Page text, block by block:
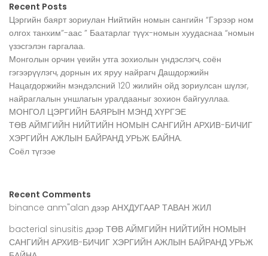
Recent Posts
Цэргийн баярт зориулан Нийтийн номын сангийн “Гэрээр ном
олгох танхим”-аас ” Баатарлаг түүх-номын хуудаснаа “номын
үзэсгэлэн гаргалаа.
Монголын орчин үеийн утга зохиолын үндэслэгч, соён
гэгээрүүлэгч, дорнын их яруу найрагч Дашдоржийн
Нацагдоржийн мэндэлсний 120 жилийн ойд зориулсан шүлэг,
найраглалын уншлагын уралдааныг зохион байгууллаа.
МОНГОЛ ЦЭРГИЙН БАЯРЫН МЭНД ХҮРГЭЕ
ТӨВ АЙМГИЙН НИЙТИЙН НОМЫН САНГИЙН АРХИВ-БИЧИГ
ХЭРГИЙН АЖЛЫН БАЙРАНД УРЬЖ БАЙНА.
Соёл түгээе
Recent Comments
binance anm"alan дээр АНХДУГААР ТАВАН ЖИЛ
bacterial sinusitis дээр ТӨВ АЙМГИЙН НИЙТИЙН НОМЫН
САНГИЙН АРХИВ-БИЧИГ ХЭРГИЙН АЖЛЫН БАЙРАНД УРЬЖ